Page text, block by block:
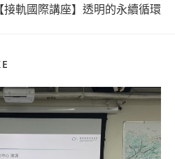
【接軌國際講座】透明的永續循環